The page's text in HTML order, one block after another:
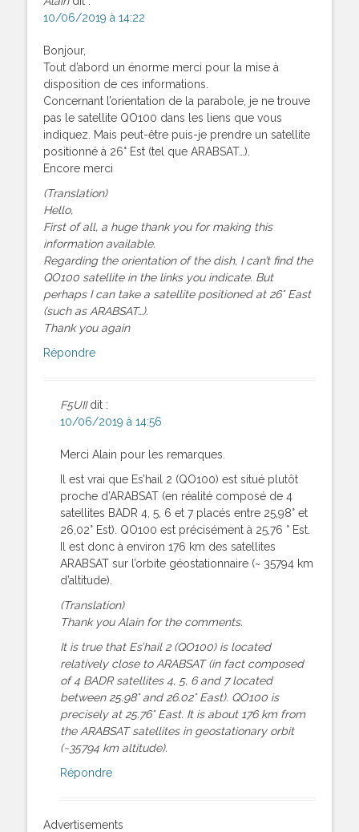
10/06/2019 à 14:22
Bonjour,
Tout d’abord un énorme merci pour la mise à
disposition de ces informations.
Concernant l’orientation de la parabole, je ne trouve
pas le satellite QO100 dans les liens que vous
indiquez. Mais peut-être puis-je prendre un satellite
positionné à 26° Est (tel que ARABSAT…).
Encore merci
(Translation)
Hello,
First of all, a huge thank you for making this
information available.
Regarding the orientation of the dish, I can’t find the
QO100 satellite in the links you indicate. But
perhaps I can take a satellite positioned at 26° East
(such as ARABSAT…).
Thank you again
Répondre
F5UII dit :
10/06/2019 à 14:56
Merci Alain pour les remarques.
Il est vrai que Es’hail 2 (QO100) est situé plutôt
proche d’ARABSAT (en réalité composé de 4
satellites BADR 4, 5, 6 et 7 placés entre 25,98° et
26,02° Est). QO100 est précisément à 25,76 ° Est.
Il est donc à environ 176 km des satellites
ARABSAT sur l’orbite géostationnaire (~ 35794 km
d’altitude).
(Translation)
Thank you Alain for the comments.
It is true that Es’hail 2 (QO100) is located
relatively close to ARABSAT (in fact composed
of 4 BADR satellites 4, 5, 6 and 7 located
between 25.98° and 26.02° East). QO100 is
precisely at 25.76° East. It is about 176 km from
the ARABSAT satellites in geostationary orbit
(~35794 km altitude).
Répondre
Advertisements